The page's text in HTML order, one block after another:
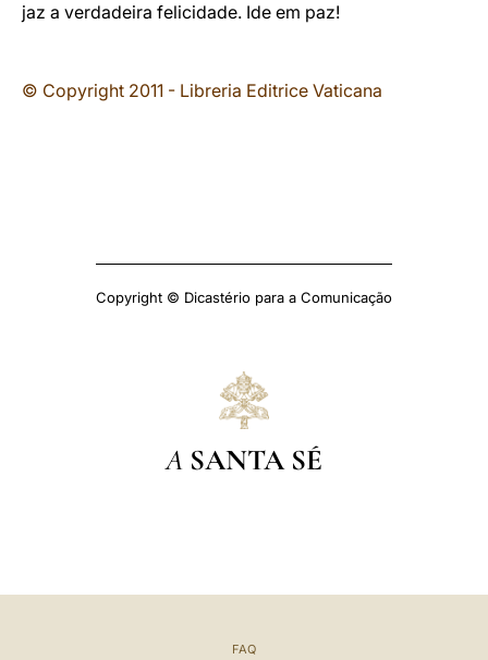
jaz a verdadeira felicidade. Ide em paz!
© Copyright 2011 - Libreria Editrice Vaticana
Copyright © Dicastério para a Comunicação
A SANTA SÉ
FAQ